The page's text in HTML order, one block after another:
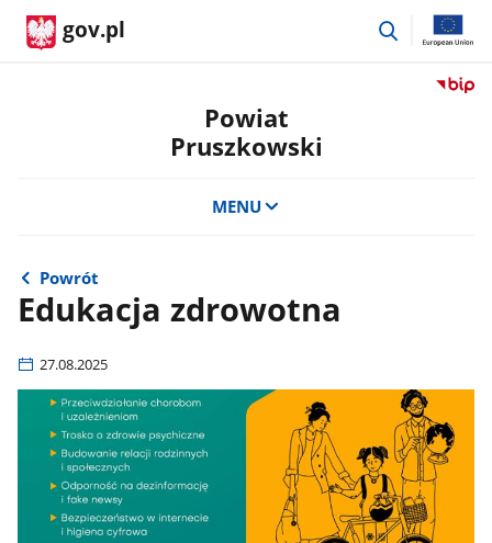
gov.pl
przejdź
Przejdź
Powiat
Pruszkowski
MENU
Powrót
Edukacja zdrowotna
27.08.2025